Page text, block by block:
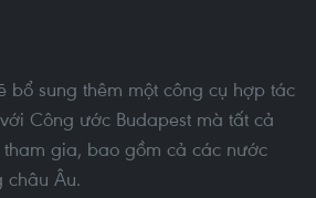
bổ sung thêm một công cụ hợp tác
Công ước Budapest mà tất cả
gia, bao gồm cả các nước
châu Âu.